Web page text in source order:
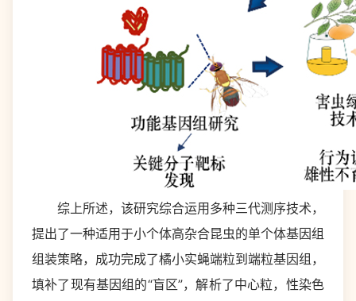
综上所述，该研究综合运用多种三代测序技术，
提出了一种适用于小个体高杂合昆虫的单个体基因组
组装策略，成功完成了橘小实蝇端粒到端粒基因组，
填补了现有基因组的“盲区”，解析了中心粒，性染色